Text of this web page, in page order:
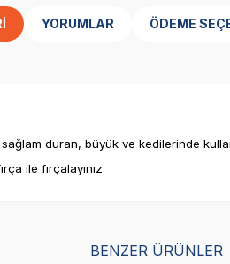
YORUMLAR ÖDEME
duran, büyük ve kedilerinde
ile fırçalayınız.
BENZER ÜRÜNLER